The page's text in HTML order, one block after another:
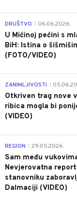
DRUŠTVO 06.06.2026.
U Mićinoj pećini s
BiH: Istina o
(FOTO/VIDEO)
ZANIMLJIVOSTI
Otkriven trag nove
ribica mogla bi
(VIDEO)
REGION 29.05.2026.
Sam među
Nevjerovatna
stanovniku
Dalmaciji (VIDEO)